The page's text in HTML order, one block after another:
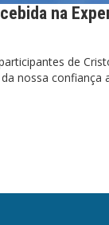
na
de
nossa confiança